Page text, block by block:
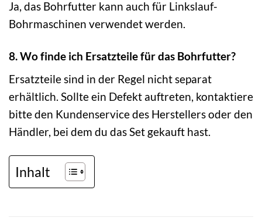
Ja, das Bohrfutter kann auch für Linkslauf-
Bohrmaschinen verwendet werden.
8. Wo finde ich Ersatzteile für das Bohrfutter?
Ersatzteile sind in der Regel nicht separat
erhältlich. Sollte ein Defekt auftreten, kontaktiere
bitte den Kundenservice des Herstellers oder den
Händler, bei dem du das Set gekauft hast.
Inhalt